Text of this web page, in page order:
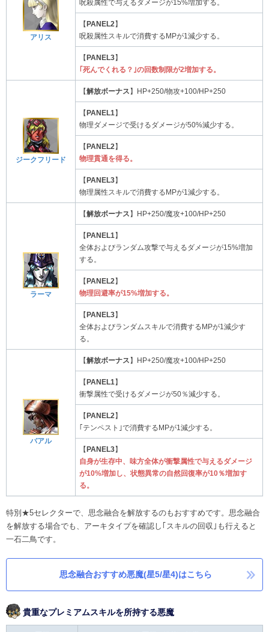
アリス
呪殺属性で与えるダメージが15%増加する。
【 PANEL2 】
呪殺属性スキルで消費するMPが1減少する。
【 PANEL3】
｢死んでくれる？｣の回数制限が2増加する。
ジークフリード
【解放ボーナス 】HP+250/物攻+100/HP+250
【 PANEL1 】
物理ダメージで受けるダメージが50%減少する。
【 PANEL2 】
物理貫通を得る。
【 PANEL3】
物理属性スキルで消費するMPが1減少する。
ラーマ
【解放ボーナス 】HP+250/魔攻+100/HP+250
【 PANEL1 】
全体およびランダム攻撃で与えるダメージが15%増加
する。
【 PANEL2 】
物理回避率が15%増加する。
【 PANEL3】
全体およびランダムスキルで消費するMPが1減少す
る。
バアル
【解放ボーナス 】HP+250/魔攻+100/HP+250
【 PANEL1 】
衝撃属性で受けるダメージが50％減少する。
【 PANEL2 】
｢テンペスト｣で消費するMPが1減少する。
【 PANEL3】
自身が生存中、味方全体が衝撃属性で与えるダメージ
が10%増加し、状態異常の自然回復率が10％増加す
る。
特別★5セレクターで、思念融合を解放するのもおすすめです。思念融合
を解放する場合でも、アーキタイプを確認し｢スキルの回収｣も行えると
一石二鳥です。
思念融合おすすめ悪魔(星5/星4)はこちら
貴重なプレミアムスキルを所持する悪魔